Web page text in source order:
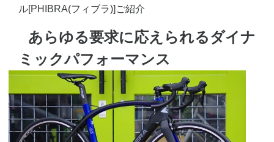
ル[PHIBRA(フィブラ)]ご紹介
あらゆる要求に応えられるダイナ
ミックパフォーマンス